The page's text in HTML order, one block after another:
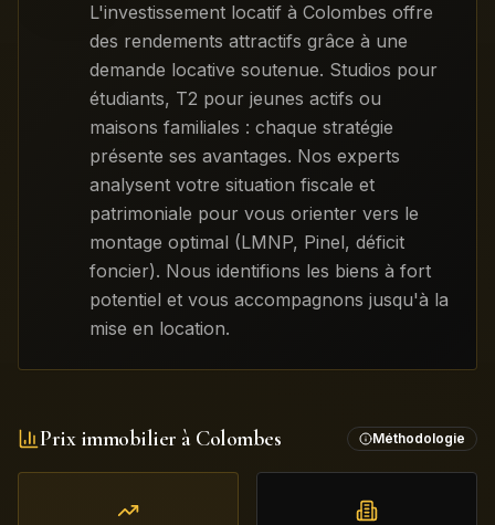
L'investissement locatif à Colombes offre
des rendements attractifs grâce à une
demande locative soutenue. Studios pour
étudiants, T2 pour jeunes actifs ou
maisons familiales : chaque stratégie
présente ses avantages. Nos experts
analysent votre situation fiscale et
patrimoniale pour vous orienter vers le
montage optimal (LMNP, Pinel, déficit
foncier). Nous identifions les biens à fort
potentiel et vous accompagnons jusqu'à la
mise en location.
Prix immobilier à Colombes Méthodologie